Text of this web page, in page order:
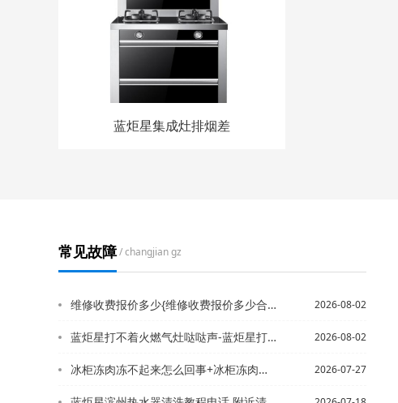
蓝炬星集成灶排烟差
常见故障/ changjian gz
维修收费报价多少{维修收费报价多少合适最新的标准 2026-08-02
蓝炬星打不着火燃气灶哒哒声-蓝炬星打不着火燃气灶单个 2026-08-02
冰柜冻肉冻不起来怎么回事+冰柜冻肉怎么办 2026-07-27